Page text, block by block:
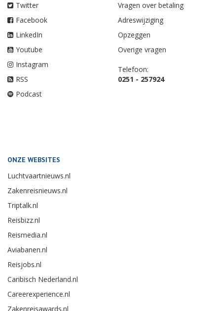
Twitter
Facebook
LinkedIn
Youtube
Instagram
RSS
Podcast
Vragen over betaling
Adreswijziging
Opzeggen
Overige vragen
Telefoon:
0251 - 257924
ONZE WEBSITES
Luchtvaartnieuws.nl
Zakenreisnieuws.nl
Triptalk.nl
Reisbizz.nl
Reismedia.nl
Aviabanen.nl
Reisjobs.nl
Caribisch Nederland.nl
Careerexperience.nl
Zakenreisawards.nl